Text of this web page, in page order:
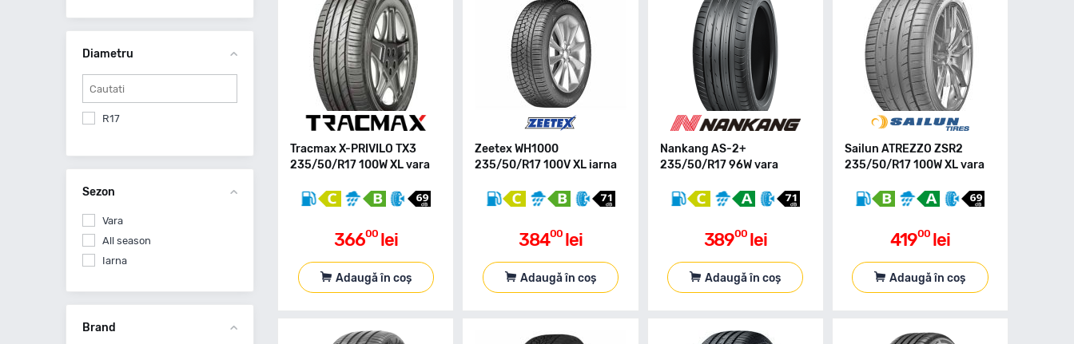
Tracmax X-PRIVILO TX3
235/50/R17 100W XL vara
36600 lei
Adaugă în coș
Zeetex WH1000
235/50/R17 100V XL iarna
38400 lei
Adaugă în coș
Nankang AS-2+
235/50/R17 96W vara
38900 lei
Adaugă în coș
Sailun ATREZZO ZSR2
235/50/R17 100W XL vara
41900 lei
Adaugă în coș
Diametru
R17
Sezon
Vara
All season
Iarna
Brand